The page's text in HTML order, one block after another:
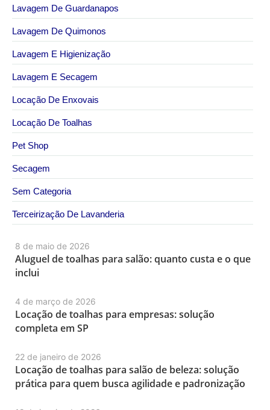
8 de maio de 2026
Aluguel de toalhas para salão: quanto custa e o que
inclui
4 de março de 2026
Locação de toalhas para empresas: solução
completa em SP
22 de janeiro de 2026
Locação de toalhas para salão de beleza: solução
prática para quem busca agilidade e padronização
Lavagem De Guardanapos
Lavagem De Quimonos
Lavagem E Higienização
Lavagem E Secagem
Locação De Enxovais
Locação De Toalhas
Pet Shop
Secagem
Sem Categoria
Terceirização De Lavanderia